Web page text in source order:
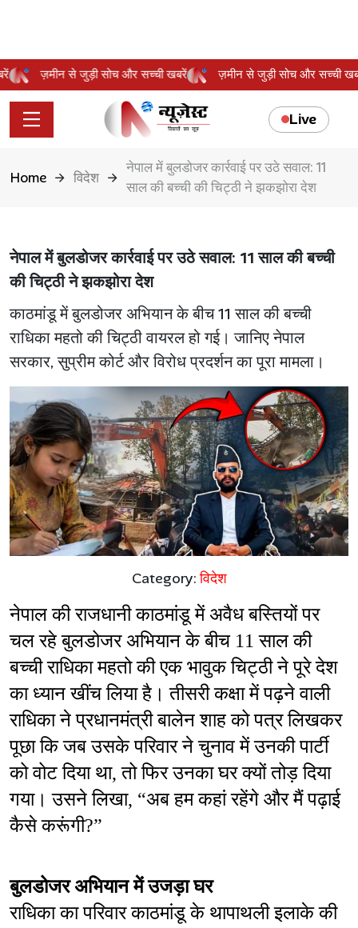
ज़मीन से जुड़ी सोच और सच्ची खबरें ज़मीन से जुड़ी सोच और सच्ची
Live
Home विदेश
नेपाल में बुलडोजर कार्रवाई पर उठे सवाल: 11
साल की बच्ची की चिट्ठी ने झकझोरा देश
नेपाल में बुलडोजर कार्रवाई पर उठे सवाल: 11 साल की बच्ची
की चिट्ठी ने झकझोरा देश
काठमांडू में बुलडोजर अभियान के बीच 11 साल की बच्ची
राधिका महतो की चिट्ठी वायरल हो गई। जानिए नेपाल
सरकार, सुप्रीम कोर्ट और विरोध प्रदर्शन का पूरा मामला।
Category:विदेश
नेपाल की राजधानी काठमांडू में अवैध बस्तियों पर
चल रहे बुलडोजर अभियान के बीच 11 साल की
बच्ची राधिका महतो की एक भावुक चिट्ठी ने पूरे देश
का ध्यान खींच लिया है। तीसरी कक्षा में पढ़ने वाली
राधिका ने प्रधानमंत्री बालेन शाह को पत्र लिखकर
पूछा कि जब उसके परिवार ने चुनाव में उनकी पार्टी
को वोट दिया था, तो फिर उनका घर क्यों तोड़ दिया
गया। उसने लिखा, “अब हम कहां रहेंगे और मैं पढ़ाई
कैसे करूंगी?”
बुलडोजर अभियान में उजड़ा घर
राधिका का परिवार काठमांडू के थापाथली इलाके की